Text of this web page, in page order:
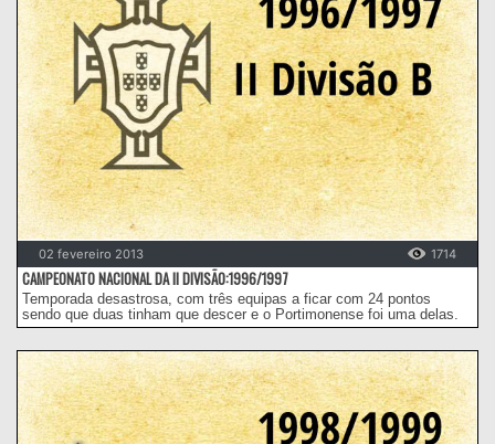
02 fevereiro 2013 1714
CAMPEONATO NACIONAL DA II DIVISÃO:1996/1997
Temporada desastrosa, com três equipas a ficar com 24 pontos
sendo que duas tinham que descer e o Portimonense foi uma delas.